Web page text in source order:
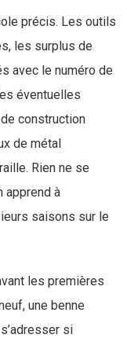
précis. Les outils
les surplus de
avec le numéro de
éventuelles
construction
de métal
Rien ne se
apprend à
saisons sur le
les premières
une benne
si